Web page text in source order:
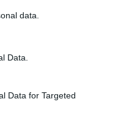
data.
Data.
Data for Targeted
ευρώ, για να
ήταν πλαστά. Ο δράστης